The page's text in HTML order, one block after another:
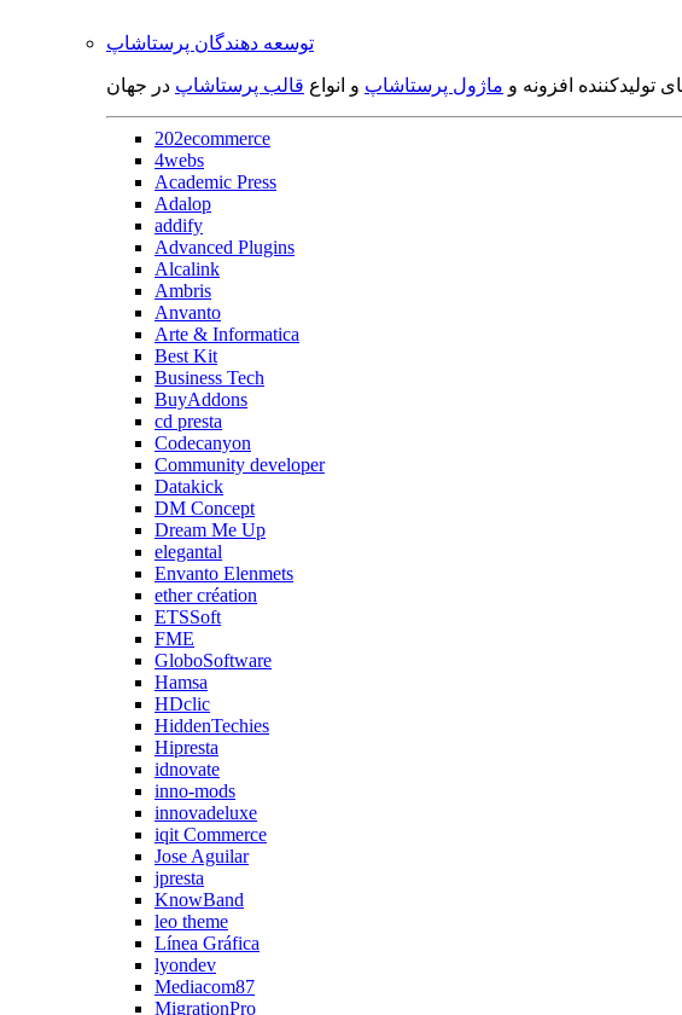
توسعه دهندگان پرستاشاپ
افزونه و ماژول پرستاشاپ و انواع قالب پرستاشاپ در جهان
202ecommerce
4webs
Academic Press
Adalop
addify
Advanced Plugins
Alcalink
Ambris
Anvanto
Arte & Informatica
Best Kit
Business Tech
BuyAddons
cd presta
Codecanyon
Community developer
Datakick
DM Concept
Dream Me Up
elegantal
Envanto Elenmets
ether création
ETSSoft
FME
GloboSoftware
Hamsa
HDclic
HiddenTechies
Hipresta
idnovate
inno-mods
innovadeluxe
iqit Commerce
Jose Aguilar
jpresta
KnowBand
leo theme
Línea Gráfica
lyondev
Mediacom87
MigrationPro